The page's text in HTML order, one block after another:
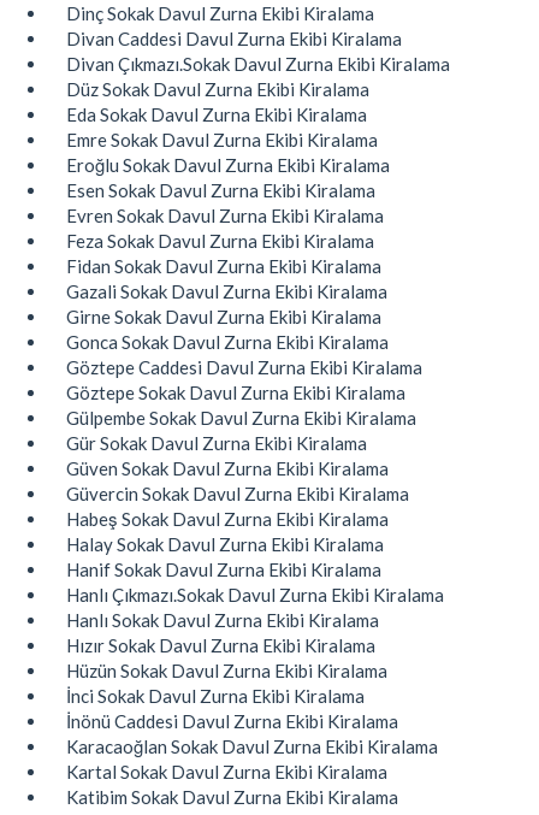
Dinç Sokak Davul Zurna Ekibi Kiralama
Divan Caddesi Davul Zurna Ekibi Kiralama
Divan Çıkmazı.Sokak Davul Zurna Ekibi Kiralama
Düz Sokak Davul Zurna Ekibi Kiralama
Eda Sokak Davul Zurna Ekibi Kiralama
Emre Sokak Davul Zurna Ekibi Kiralama
Eroğlu Sokak Davul Zurna Ekibi Kiralama
Esen Sokak Davul Zurna Ekibi Kiralama
Evren Sokak Davul Zurna Ekibi Kiralama
Feza Sokak Davul Zurna Ekibi Kiralama
Fidan Sokak Davul Zurna Ekibi Kiralama
Gazali Sokak Davul Zurna Ekibi Kiralama
Girne Sokak Davul Zurna Ekibi Kiralama
Gonca Sokak Davul Zurna Ekibi Kiralama
Göztepe Caddesi Davul Zurna Ekibi Kiralama
Göztepe Sokak Davul Zurna Ekibi Kiralama
Gülpembe Sokak Davul Zurna Ekibi Kiralama
Gür Sokak Davul Zurna Ekibi Kiralama
Güven Sokak Davul Zurna Ekibi Kiralama
Güvercin Sokak Davul Zurna Ekibi Kiralama
Habeş Sokak Davul Zurna Ekibi Kiralama
Halay Sokak Davul Zurna Ekibi Kiralama
Hanif Sokak Davul Zurna Ekibi Kiralama
Hanlı Çıkmazı.Sokak Davul Zurna Ekibi Kiralama
Hanlı Sokak Davul Zurna Ekibi Kiralama
Hızır Sokak Davul Zurna Ekibi Kiralama
Hüzün Sokak Davul Zurna Ekibi Kiralama
İnci Sokak Davul Zurna Ekibi Kiralama
İnönü Caddesi Davul Zurna Ekibi Kiralama
Karacaoğlan Sokak Davul Zurna Ekibi Kiralama
Kartal Sokak Davul Zurna Ekibi Kiralama
Katibim Sokak Davul Zurna Ekibi Kiralama